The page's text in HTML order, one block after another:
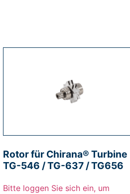
Rotor für Chirana® Turbine
TG-546 / TG-637 / TG656
Bitte loggen Sie sich ein, um